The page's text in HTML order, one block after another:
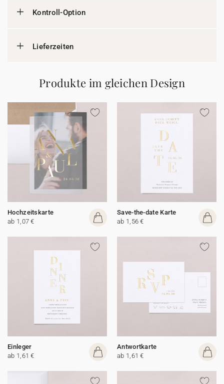
Kontroll-Option
Lieferzeiten
Produkte im gleichen Design
Hochzeitskarte
ab 1,07 €
Save-the-date Karte
ab 1,56 €
Einleger
ab 1,61 €
Antwortkarte
ab 1,61 €